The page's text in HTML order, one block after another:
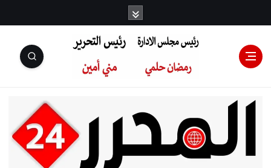
رئيس مجلس
الإدارة: رمضان